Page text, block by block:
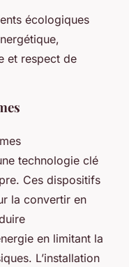
écologiques
et respect de
technologie clé
Ces dispositifs
la convertir en
en limitant la
L’installation